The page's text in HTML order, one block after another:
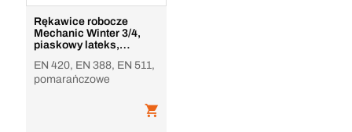
Rękawice robocze
Mechanic Winter 3/4,
piaskowy lateks,
EN 420, EN 388, EN 511,
pomarańczowe